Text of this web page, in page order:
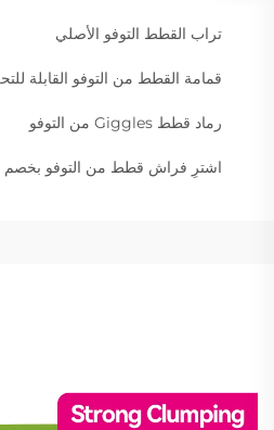
تراب القطط التوفو الأصلي
قمامة القطط من التوفو القابلة
رماد قطط Giggles من التوفو
اشترِ فراش قطط من التوفو بخصم